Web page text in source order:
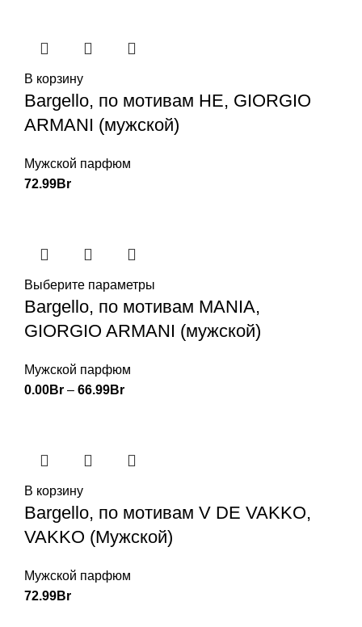
В корзину
Bargello, по мотивам HE, GIORGIO
ARMANI (мужской)
Мужской парфюм
72.99Br
Выберите параметры
Bargello, по мотивам MANIA,
GIORGIO ARMANI (мужской)
Мужской парфюм
0.00Br – 66.99Br
В корзину
Bargello, по мотивам V DE VAKKO,
VAKKO (Мужской)
Мужской парфюм
72.99Br